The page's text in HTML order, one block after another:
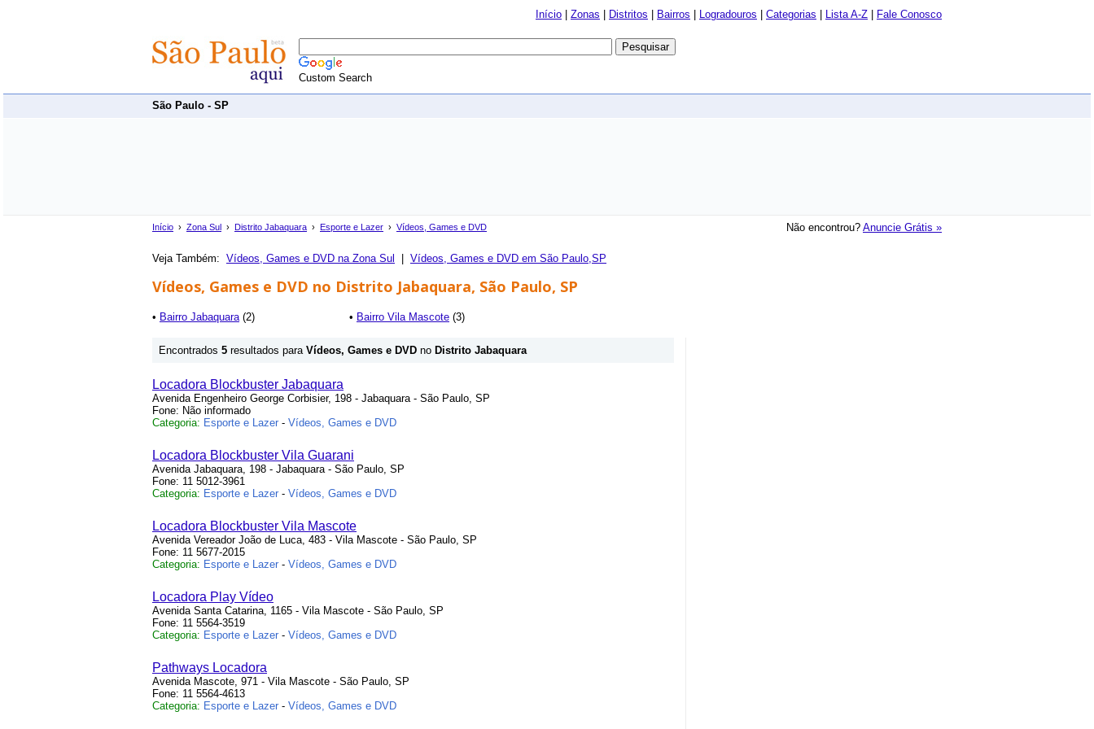
Início Zonas Distritos Bairros Logradouros Categorias Lista A-Z Fale Conosco
Custom Search
São Paulo - SP
Início › Zona Sul › Distrito Jabaquara › Esporte e Lazer › Vídeos, Games e DVD Não encontrou? Anuncie Grátis »
Veja Também: Vídeos, Games e DVD na Zona Sul Vídeos, Games e DVD em São Paulo,SP
Vídeos, Games e DVD no Distrito Jabaquara, São Paulo, SP
• Bairro Jabaquara(2) • Bairro Vila Mascote (3)
Encontrados 5 resultados para Vídeos, Games e DVD no Distrito Jabaquara
Locadora Blockbuster Jabaquara
Avenida Engenheiro George Corbisier, 198 - Jabaquara - São Paulo, SP
Fone: Não informado
Categoria: Esporte e Lazer - Vídeos, Games e DVD
Locadora Blockbuster Vila Guarani
Avenida Jabaquara, 198 - Jabaquara - São Paulo, SP
Fone: 11 5012-3961
Categoria: Esporte e Lazer - Vídeos, Games e DVD
Locadora Blockbuster Vila Mascote
Avenida Vereador João de Luca, 483 - Vila Mascote - São Paulo, SP
Fone: 11 5677-2015
Categoria: Esporte e Lazer - Vídeos, Games e DVD
Locadora Play Vídeo
Avenida Santa Catarina, 1165 - Vila Mascote - São Paulo, SP
Fone: 11 5564-3519
Categoria: Esporte e Lazer - Vídeos, Games e DVD
Pathways Locadora
Avenida Mascote, 971 - Vila Mascote - São Paulo, SP
Fone: 11 5564-4613
Categoria: Esporte e Lazer - Vídeos, Games e DVD